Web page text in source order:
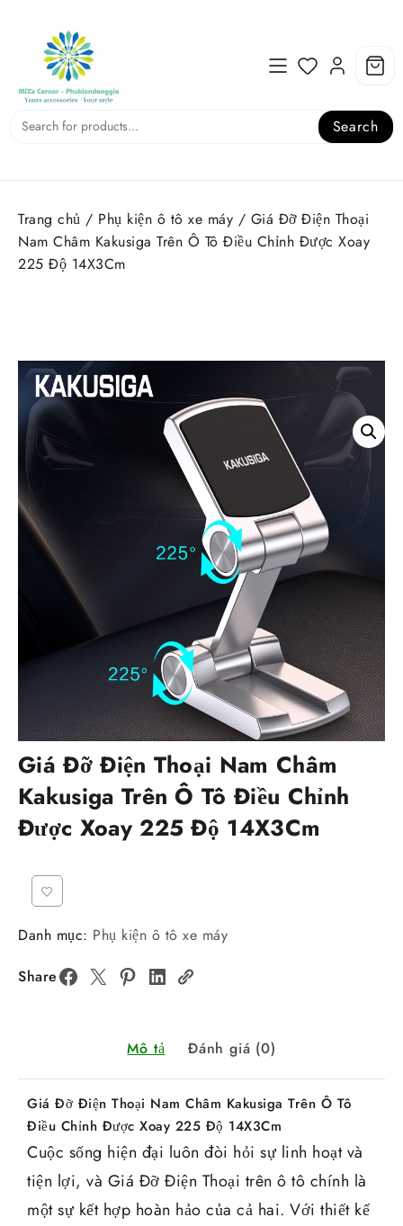
content
Search
Trang chủ / Phụ kiện ô tô xe máy / Giá Đỡ Điện Thoại
Nam Châm Kakusiga Trên Ô Tô Điều Chỉnh Được Xoay
225 Độ 14X3Cm
Giá Đỡ Điện Thoại Nam Châm
Kakusiga Trên Ô Tô Điều Chỉnh
Được Xoay 225 Độ 14X3Cm
Danh mục: Phụ kiện ô tô xe máy
Share
Mô tả Đánh giá (0)
Giá Đỡ Điện Thoại Nam Châm Kakusiga Trên Ô Tô
Điều Chỉnh Được Xoay 225 Độ 14X3Cm
Cuộc sống hiện đại luôn đòi hỏi sự linh hoạt và
tiện lợi, và Giá Đỡ Điện Thoại trên ô tô chính là
một sự kết hợp hoàn hảo của cả hai. Với thiết kế